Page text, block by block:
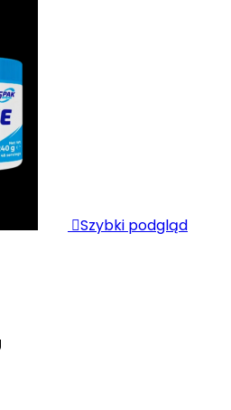
Szybki podgląd